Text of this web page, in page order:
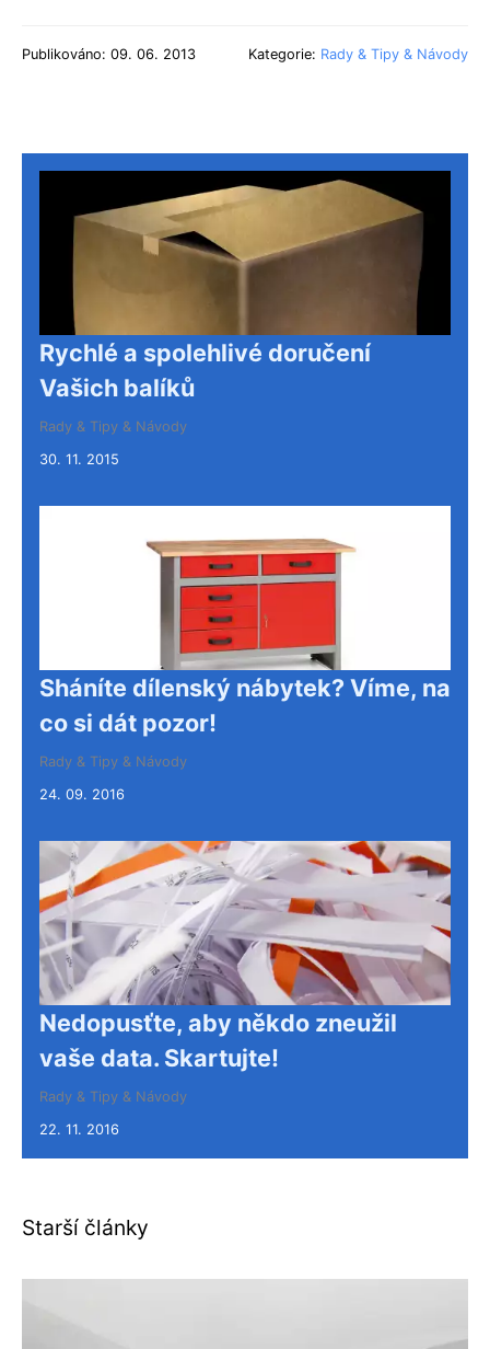
Publikováno: 09. 06. 2013 Kategorie: Rady & Tipy & Návody
Rychlé a spolehlivé doručení
Vašich balíků
Rady & Tipy & Návody
30. 11. 2015
Sháníte dílenský nábytek? Víme, na
co si dát pozor!
Rady & Tipy & Návody
24. 09. 2016
Nedopusťte, aby někdo zneužil
vaše data. Skartujte!
Rady & Tipy & Návody
22. 11. 2016
Starší články